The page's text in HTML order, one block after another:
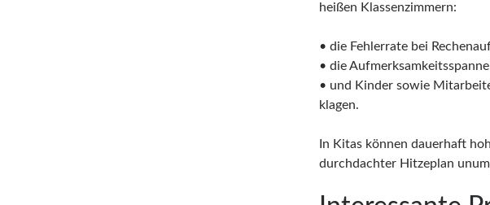
heißen Klassenzimmern:
• die Fehlerrate bei
• die
• und Kinder sowie
klagen.
In Kitas können dauerhaft
durchdachter Hitzeplan